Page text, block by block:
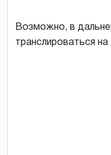
Возможно, в
транслироваться